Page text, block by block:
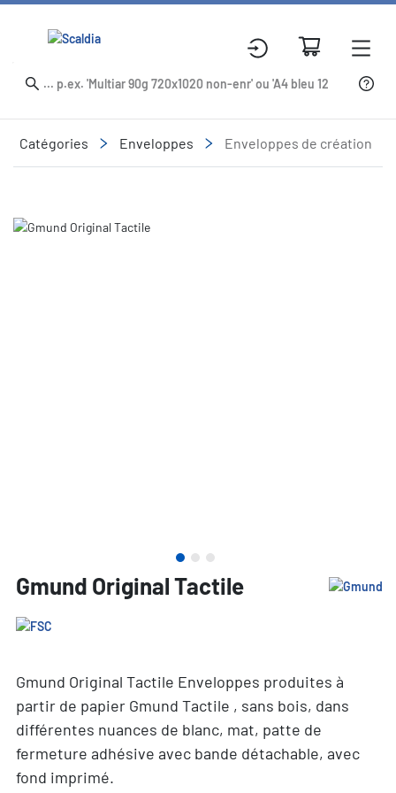
Catégories Enveloppes Enveloppes de création
Slide 1 of 3
Gmund Original Tactile
Gmund Original Tactile Enveloppes produites à
partir de papier Gmund Tactile , sans bois, dans
différentes nuances de blanc, mat, patte de
fermeture adhésive avec bande détachable, avec
fond imprimé.